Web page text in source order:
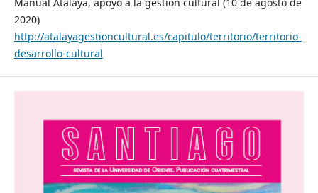
2020)
http://atalayagestioncultural.es/capitulo/territorio/territorio-
desarrollo-cultural